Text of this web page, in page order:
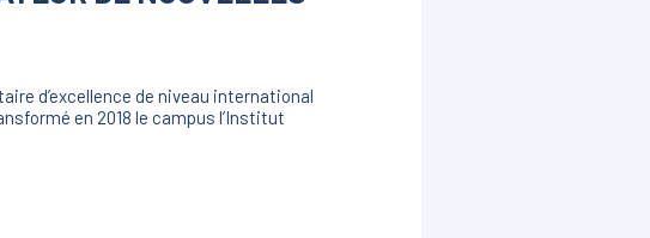
d’excellence de niveau international
en 2018 le campus l’Institut